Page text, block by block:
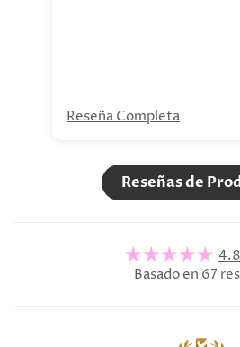
Reseña Completa
Reseñas de
Basado en 67